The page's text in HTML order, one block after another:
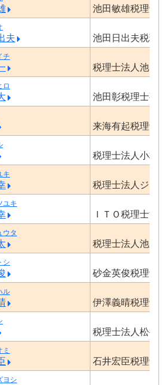
池田敏雄税理士
夫 池田日出夫税理
チ
税理士法人池田
ロ
池田彰税理士事
来海有起税理士
税理士法人小林
キ
税理士法人ジャ
ユキ
ＩＴＯ税理士法
ウタ
税理士法人池脇
シ
砂金英俊税理士
ル
伊澤義晴税理士
税理士法人松井
石井宏臣税理士
ヨシ